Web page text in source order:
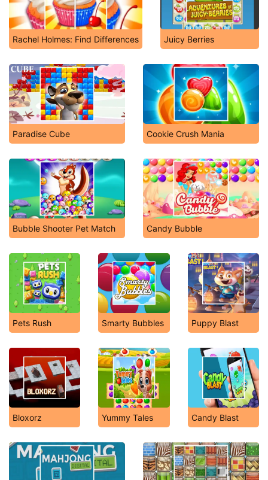
Rachel Holmes: Find Differences Juicy Berries
Paradise Cube Cookie Crush Mania
Bubble Shooter Pet Match Candy Bubble
Pets Rush Smarty Bubbles Puppy Blast
Bloxorz Yummy Tales Candy Blast